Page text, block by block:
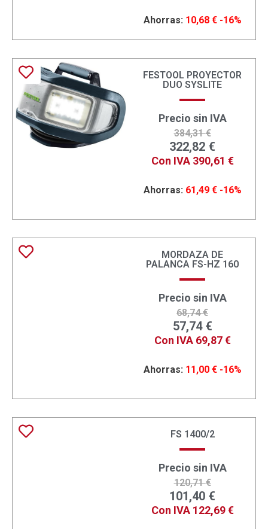
Ahorras: 10,68 € -16%
FESTOOL PROYECTOR
DUO SYSLITE
Precio sin IVA
384,31€
322,82 €
Con IVA 390,61 €
Ahorras: 61,49 € -16%
MORDAZA DE
PALANCA FS-HZ 160
Precio sin IVA
68,74€
57,74 €
Con IVA 69,87€
Ahorras: 11,00 € -16%
FS 1400/2
Precio sin IVA
120,71€
101,40 €
Con IVA 122,69€